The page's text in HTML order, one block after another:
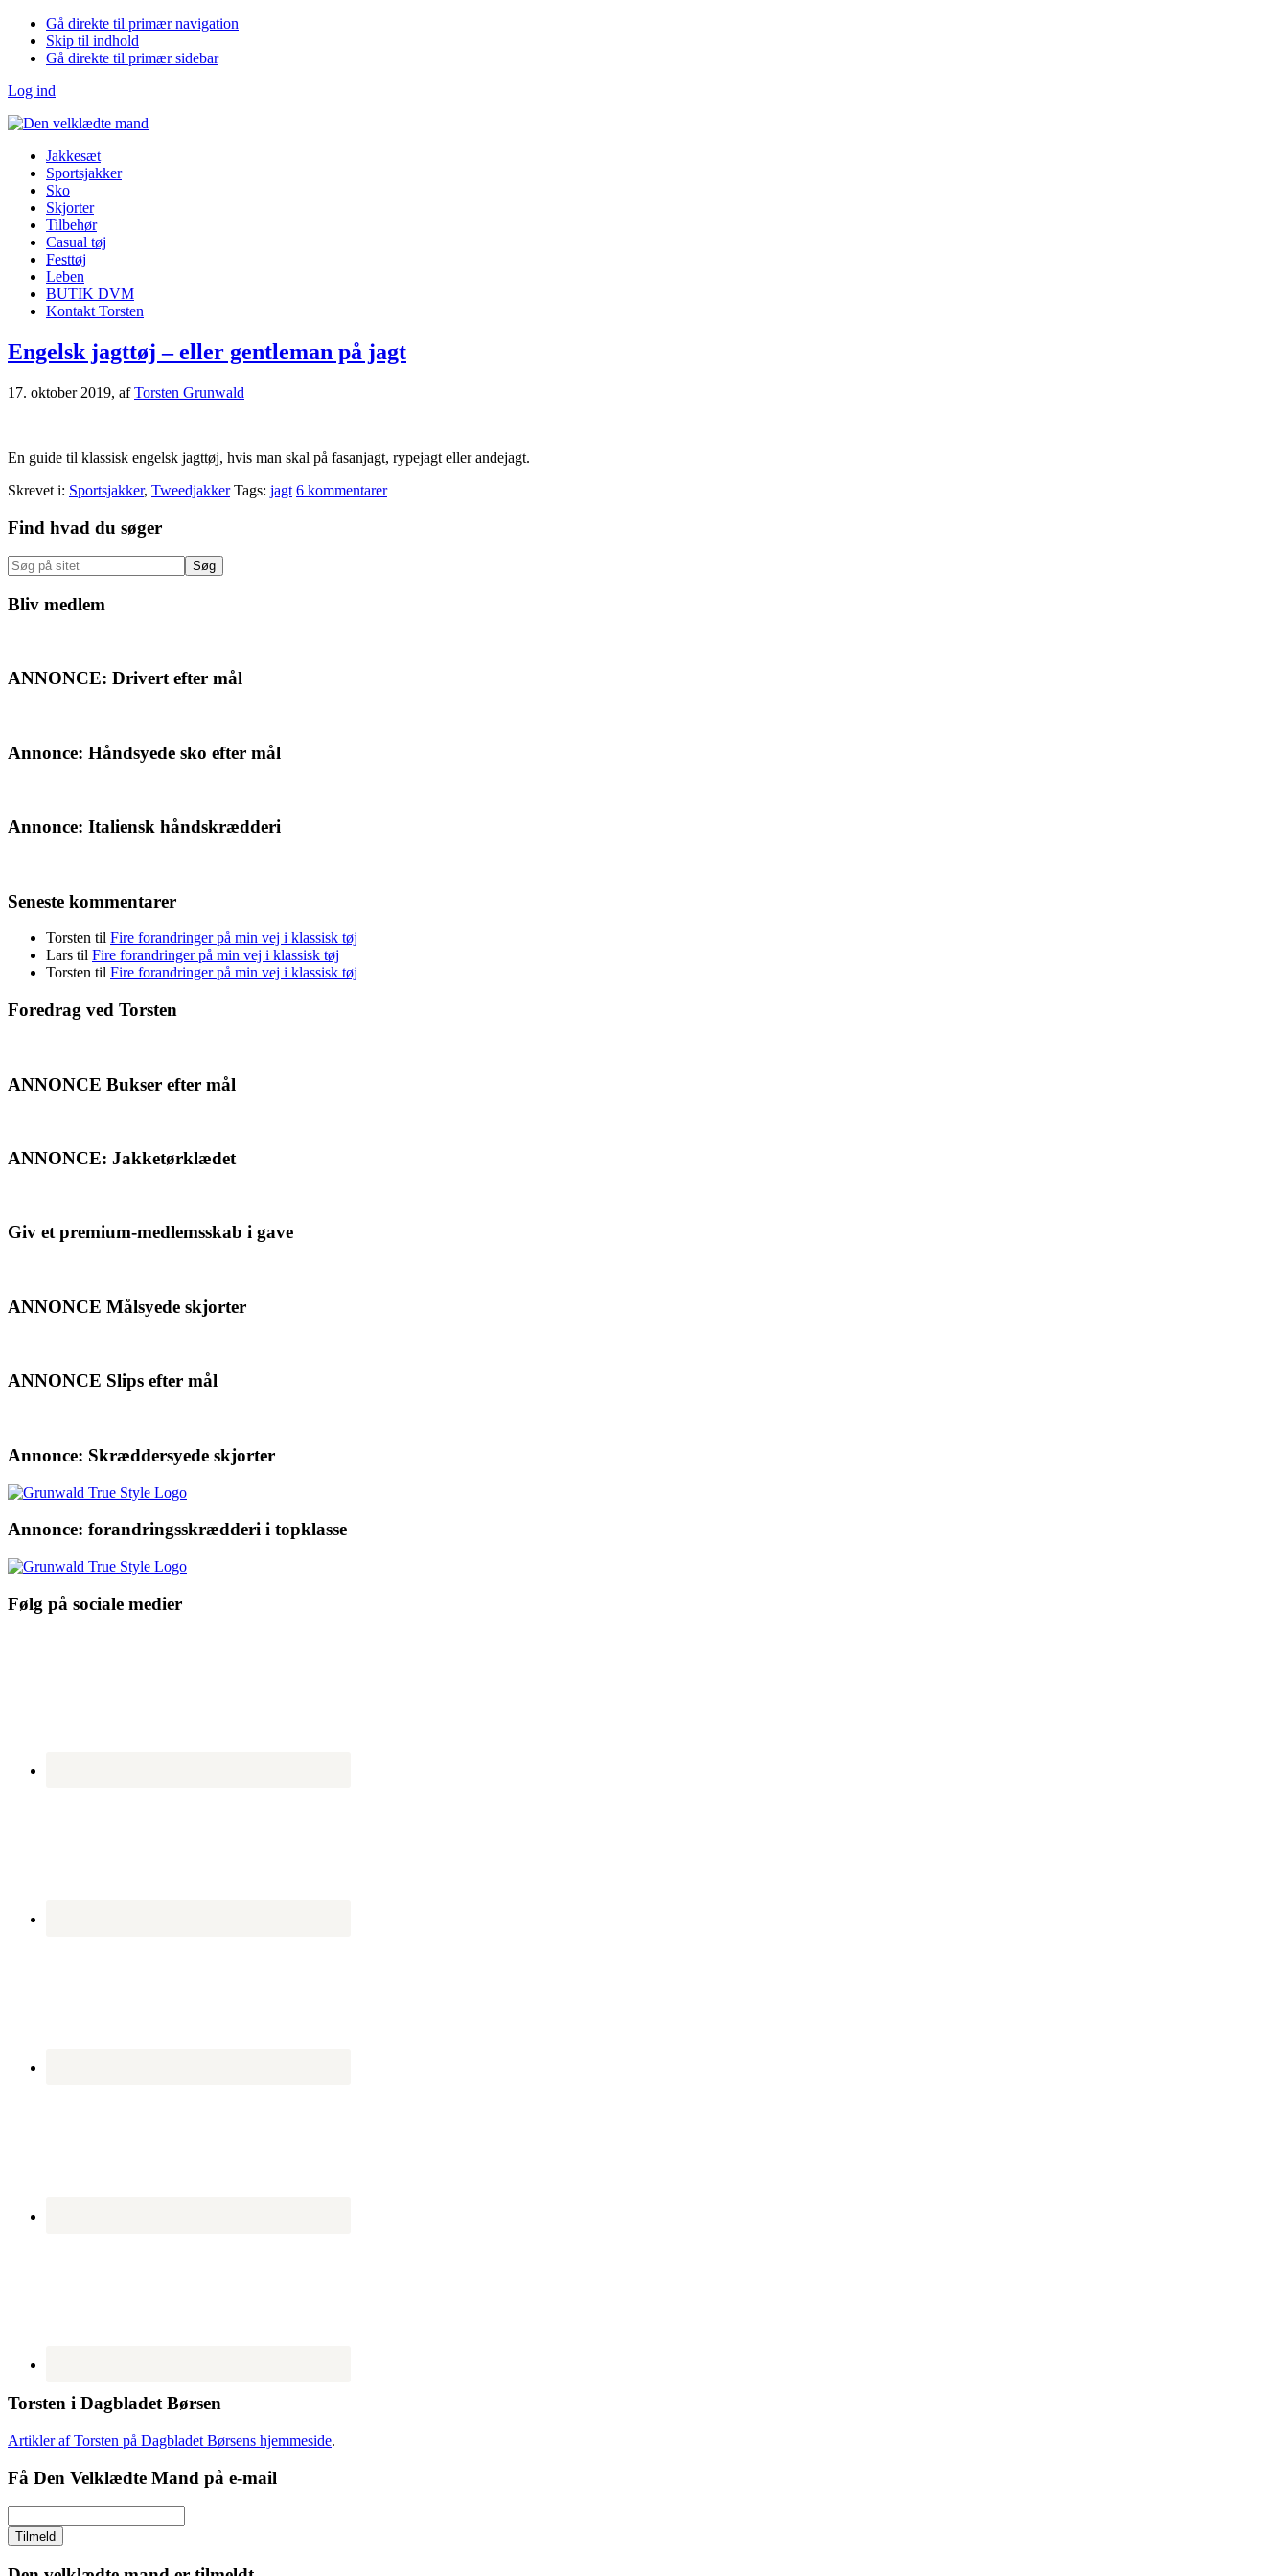
Gå direkte til primær navigation
Skip til indhold
Gå direkte til primær sidebar
Log ind
Jakkesæt
Sportsjakker
Sko
Skjorter
Tilbehør
Casual tøj
Festtøj
Leben
BUTIK DVM
Kontakt Torsten
Engelsk jagttøj – eller gentleman på jagt
17. oktober 2019, afTorsten Grunwald
En guide til klassisk engelsk jagttøj, hvis man skal på fasanjagt, rypejagt eller andejagt.
Skrevet i: Sportsjakker, Tweedjakker Tags: jagt 6 kommentarer
Primær
Sidebar
Find hvad du søger
Søg
på
sitet
Bliv medlem
ANNONCE: Drivert efter mål
Annonce: Håndsyede sko efter mål
Annonce: Italiensk håndskrædderi
Seneste kommentarer
Torsten til Fire forandringer på min vej i klassisk tøj
Lars til Fire forandringer på min vej i klassisk tøj
Torsten til Fire forandringer på min vej i klassisk tøj
Foredrag ved Torsten
ANNONCE Bukser efter mål
ANNONCE: Jakketørklædet
Giv et premium-medlemsskab i gave
ANNONCE Målsyede skjorter
ANNONCE Slips efter mål
Annonce: Skræddersyede skjorter
Annonce: forandringsskrædderi i topklasse
Følg på sociale medier
Torsten i Dagbladet Børsen
Artikler af Torsten på Dagbladet Børsens hjemmeside.
Få Den Velklædte Mand på e-mail